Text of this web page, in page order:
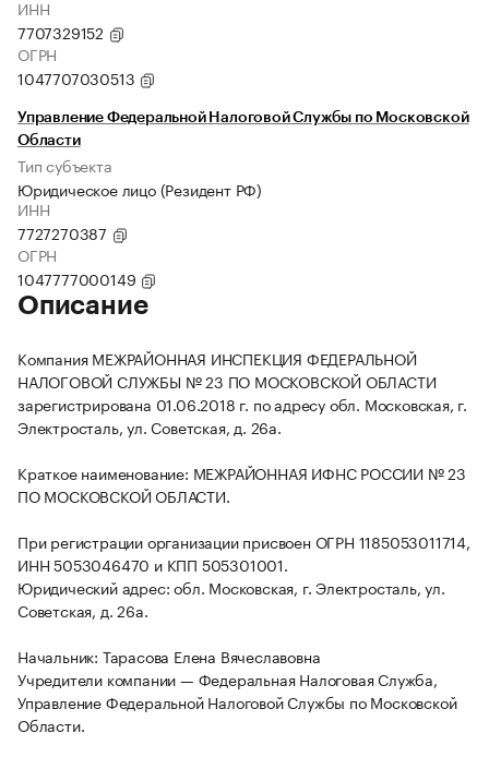
ИНН
7707329152
ОГРН
1047707030513
Управление Федеральной Налоговой Службы по Московской
Области
Тип субъекта
Юридическое лицо (Резидент РФ)
ИНН
7727270387
ОГРН
1047777000149
Описание
Компания МЕЖРАЙОННАЯ ИНСПЕКЦИЯ ФЕДЕРАЛЬНОЙ
НАЛОГОВОЙ СЛУЖБЫ № 23 ПО МОСКОВСКОЙ ОБЛАСТИ
зарегистрирована 01.06.2018 г. по адресу обл. Московская, г.
Электросталь, ул. Советская, д. 26а.
Краткое наименование: МЕЖРАЙОННАЯ ИФНС РОССИИ № 23
ПО МОСКОВСКОЙ ОБЛАСТИ.
При регистрации организации присвоен ОГРН 1185053011714,
ИНН 5053046470 и КПП 505301001.
Юридический адрес: обл. Московская, г. Электросталь, ул.
Советская, д. 26а.
Начальник: Тарасова Елена Вячеславовна
Учредители компании — Федеральная Налоговая Служба,
Управление Федеральной Налоговой Службы по Московской
Области.